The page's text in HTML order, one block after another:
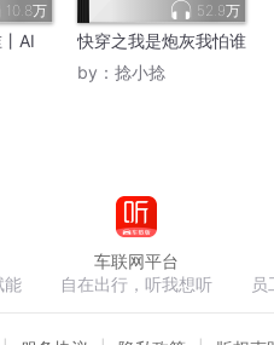
10.8万
AI
52.9万
快穿之我是炮灰我怕谁
by： 捻小捻
能
车联网平台
自在出行，听我想听